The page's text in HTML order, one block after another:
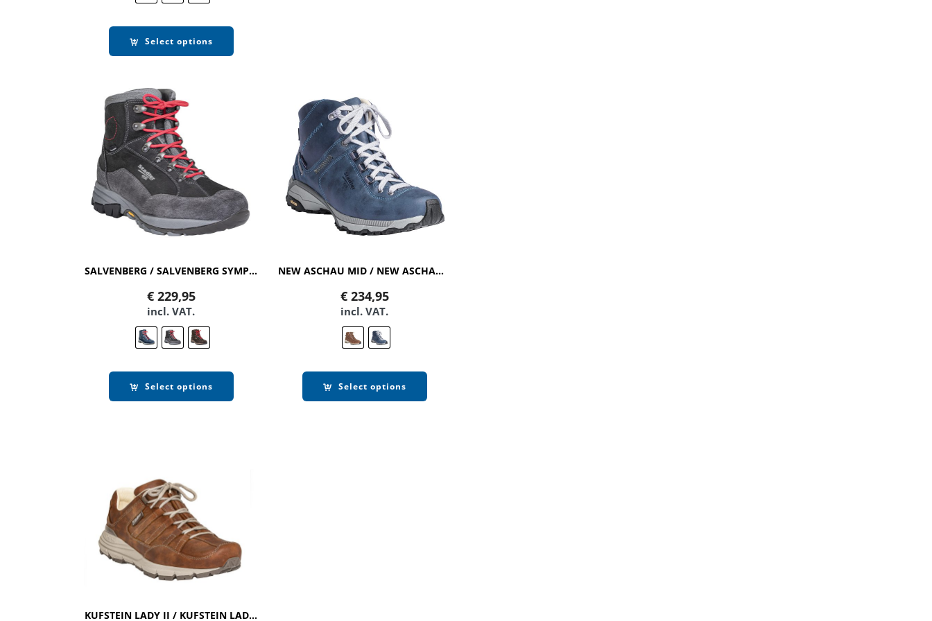
Select options
SALVENBERG / SALVENBERG SYMPATEX
€229,95
incl. VAT.
Select options
NEW ASCHAU MID / NEW ASCHAU MID SYMPATEX
€234,95
incl. VAT.
Select options
KUFSTEIN LADY II / KUFSTEIN LADY II SYMPATEX